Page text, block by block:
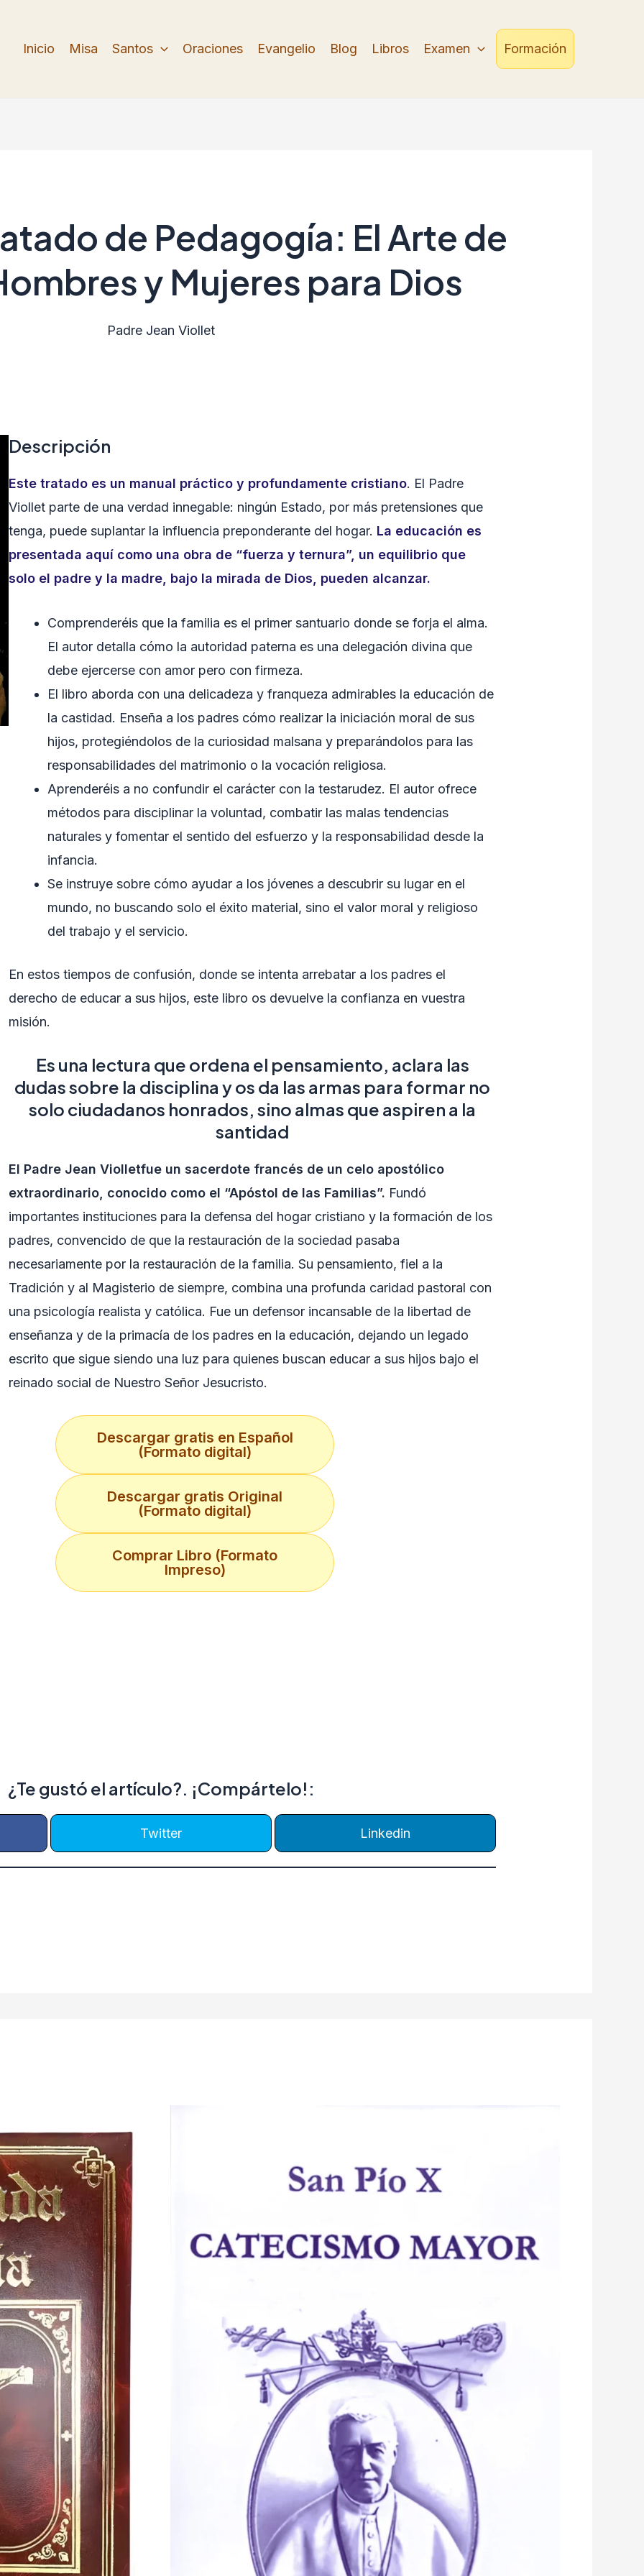
Inicio Misa Santos Oraciones Evangelio Blog Libros Examen Formación
de Pedagogía: El Arte de
y Mujeres para Dios
Padre Jean Viollet
Descripción
Este tratado es un manual práctico y profundamente cristiano. El Padre
Viollet parte de una verdad innegable: ningún Estado, por más pretensiones que
tenga, puede suplantar la influencia preponderante del hogar. La educación es
presentada aquí como una obra de “fuerza y ternura”, un equilibrio que
solo el padre y la madre, bajo la mirada de Dios, pueden alcanzar.
Comprenderéis que la familia es el primer santuario donde se forja el alma.
El autor detalla cómo la autoridad paterna es una delegación divina que
debe ejercerse con amor pero con firmeza.
El libro aborda con una delicadeza y franqueza admirables la educación de
la castidad. Enseña a los padres cómo realizar la iniciación moral de sus
hijos, protegiéndolos de la curiosidad malsana y preparándolos para las
responsabilidades del matrimonio o la vocación religiosa.
Aprenderéis a no confundir el carácter con la testarudez. El autor ofrece
métodos para disciplinar la voluntad, combatir las malas tendencias
naturales y fomentar el sentido del esfuerzo y la responsabilidad desde la
infancia.
Se instruye sobre cómo ayudar a los jóvenes a descubrir su lugar en el
mundo, no buscando solo el éxito material, sino el valor moral y religioso
del trabajo y el servicio.
En estos tiempos de confusión, donde se intenta arrebatar a los padres el
derecho de educar a sus hijos, este libro os devuelve la confianza en vuestra
misión.
Es una lectura que ordena el pensamiento, aclara las
dudas sobre la disciplina y os da las armas para formar no
solo ciudadanos honrados, sino almas que aspiren a la
santidad
El Padre Jean Violletfue un sacerdote francés de un celo apostólico
extraordinario, conocido como el “Apóstol de las Familias”. Fundó
importantes instituciones para la defensa del hogar cristiano y la formación de los
padres, convencido de que la restauración de la sociedad pasaba
necesariamente por la restauración de la familia. Su pensamiento, fiel a la
Tradición y al Magisterio de siempre, combina una profunda caridad pastoral con
una psicología realista y católica. Fue un defensor incansable de la libertad de
enseñanza y de la primacía de los padres en la educación, dejando un legado
escrito que sigue siendo una luz para quienes buscan educar a sus hijos bajo el
reinado social de Nuestro Señor Jesucristo.
Descargar gratis en Español
(Formato digital)
Descargar gratis Original
(Formato digital)
Comprar Libro (Formato
Impreso)
¿Te gustó el artículo?. ¡Compártelo!:
Twitter Linkedin